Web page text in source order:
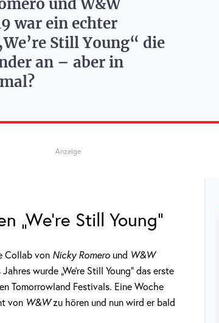
und W&W
war ein echter
Still Young“ die
an – aber in
Anzeige
Still Young“
Collab von Nicky Romero und W&W
wurde „We’re Still Young“ das erste
Tomorrowland Festivals. Eine Woche
von W&Wzu hören und nun wird er bald